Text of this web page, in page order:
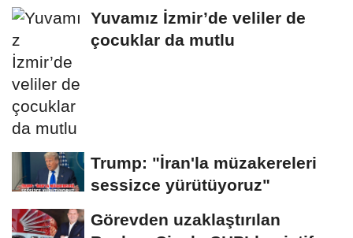
Yuvamız İzmir’de veliler de
çocuklar da mutlu
Trump: "İran'la müzakereleri
sessizce yürütüyoruz"
Görevden uzaklaştırılan